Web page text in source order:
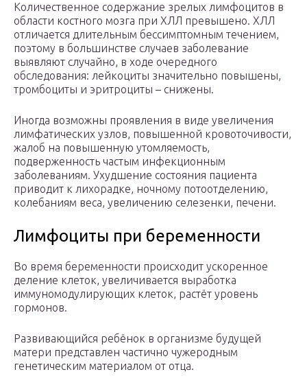
Количественное содержание зрелых лимфоцитов в
области костного мозга при ХЛЛ превышено. ХЛЛ
отличается длительным бессимптомным течением,
поэтому в большинстве случаев заболевание
выявляют случайно, в ходе очередного
обследования: лейкоциты значительно повышены,
тромбоциты и эритроциты – снижены.
Иногда возможны проявления в виде увеличения
лимфатических узлов, повышенной кровоточивости,
жалоб на повышенную утомляемость,
подверженность частым инфекционным
заболеваниям. Ухудшение состояния пациента
приводит к лихорадке, ночному потоотделению,
колебаниям веса, увеличению селезенки, печени.
Лимфоциты при беременности
Во время беременности происходит ускоренное
деление клеток, увеличивается выработка
иммуномодулирующих клеток, растёт уровень
гормонов.
Развивающийся ребёнок в организме будущей
матери представлен частично чужеродным
генетическим материалом от отца.